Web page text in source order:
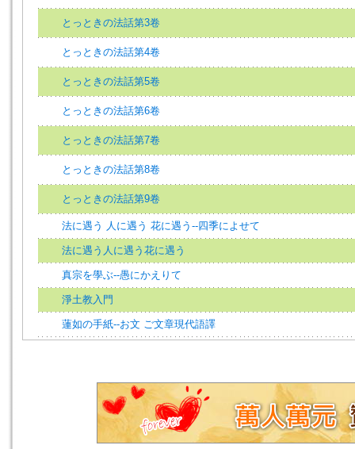
とっときの法話第3卷
とっときの法話第4卷
とっときの法話第5卷
とっときの法話第6卷
とっときの法話第7卷
とっときの法話第8卷
とっときの法話第9卷
法に遇う 人に遇う 花に遇う--四季によせて
法に遇う人に遇う花に遇う
真宗を學ぶ--愚にかえりて
淨土教入門
蓮如の手紙--お文 ご文章現代語譯